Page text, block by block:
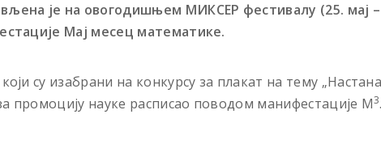
је на овогодишњем МИКСЕР фестивалу (25. мај –
Мај месец математике.
су изабрани на конкурсу за плакат на тему
промоцију науке расписао поводом манифестације М3.